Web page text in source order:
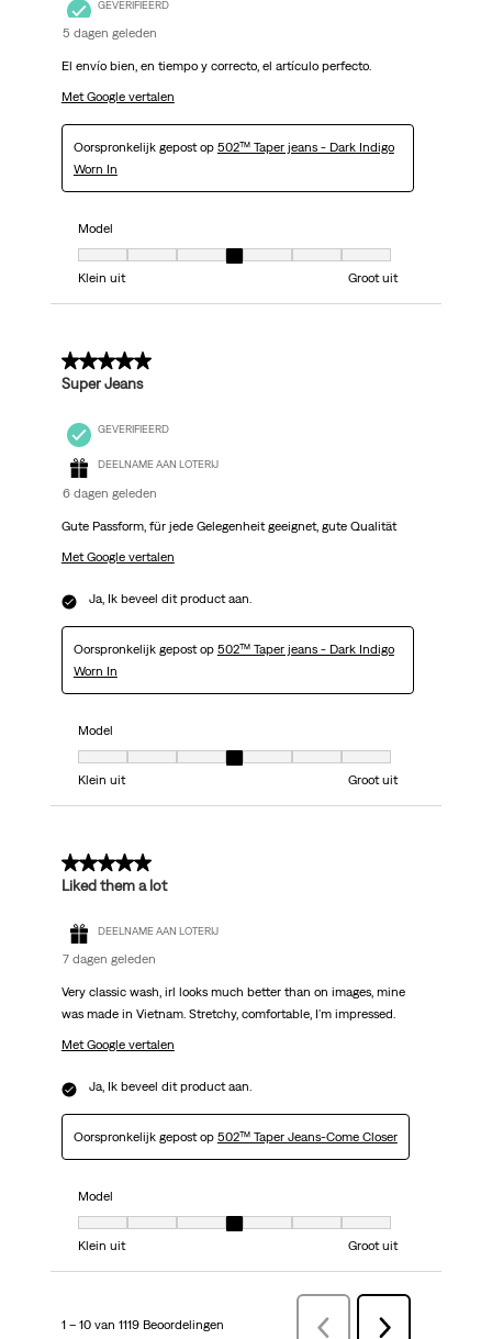
GEVERIFIEERD
5 dagen geleden
El envío bien, en tiempo y correcto, el artículo perfecto.
Met Google vertalen
Oorspronkelijk gepost op 502™ Taper jeans - Dark Indigo
Worn In
Model
Model, 4 van 7, waarbij 1 gelijk is aan Klein uit en 7 gelijk is aan Groot uit
Klein uit
Groot uit
5 van 5 sterren.
Super Jeans
GEVERIFIEERD
DEELNAME AAN LOTERIJ
6 dagen geleden
Gute Passform, für jede Gelegenheit geeignet, gute Qualität
Met Google vertalen
Ja, Ik beveel dit product aan.
Oorspronkelijk gepost op 502™ Taper jeans - Dark Indigo
Worn In
Model
Model, 4 van 7, waarbij 1 gelijk is aan Klein uit en 7 gelijk is aan Groot uit
Klein uit
Groot uit
5 van 5 sterren.
Liked them a lot
DEELNAME AAN LOTERIJ
7 dagen geleden
Very classic wash, irl looks much better than on images, mine
was made in Vietnam. Stretchy, comfortable, I'm impressed.
Met Google vertalen
Ja, Ik beveel dit product aan.
Oorspronkelijk gepost op 502™ Taper Jeans-Come Closer
Model
Model, 4 van 7, waarbij 1 gelijk is aan Klein uit en 7 gelijk is aan Groot uit
Klein uit
Groot uit
1 – 10 van 1119 Beoordelingen VorigeBeoordelingen
Volgende